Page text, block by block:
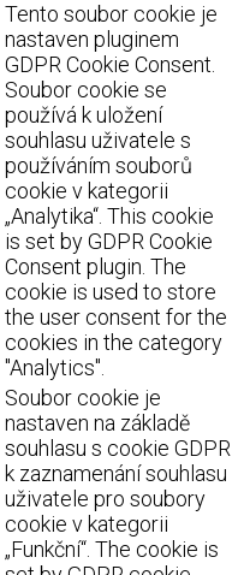
Tento soubor cookie je
nastaven pluginem
GDPR Cookie Consent.
Soubor cookie se
používá k uložení
souhlasu uživatele s
používáním souborů
cookie v kategorii
„Analytika“. This cookie
is set by GDPR Cookie
Consent plugin. The
cookie is used to store
the user consent for the
cookies in the category
"Analytics".
Soubor cookie je
nastaven na základě
souhlasu s cookie GDPR
k zaznamenání souhlasu
uživatele pro soubory
cookie v kategorii
„Funkční“. The cookie is